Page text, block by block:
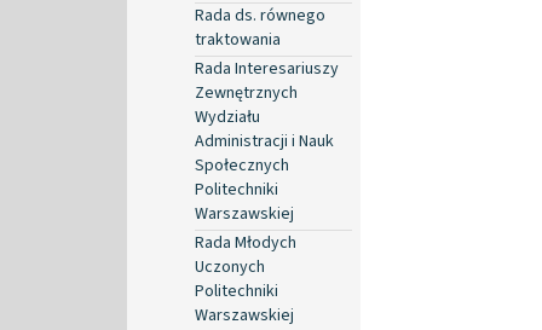
Rada ds. równego
traktowania
Rada Interesariuszy
Zewnętrznych
Wydziału
Administracji i Nauk
Społecznych
Politechniki
Warszawskiej
Rada Młodych
Uczonych
Politechniki
Warszawskiej